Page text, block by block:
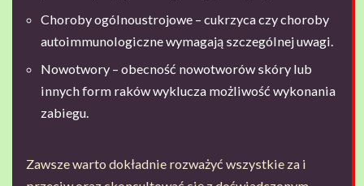
Choroby ogólnoustrojowe – cukrzyca czy choroby
autoimmunologiczne wymagają szczególnej uwagi.
Nowotwory – obecność nowotworów skóry lub
innych form raków wyklucza możliwość wykonania
zabiegu.
Zawsze warto dokładnie rozważyć wszystkie za i